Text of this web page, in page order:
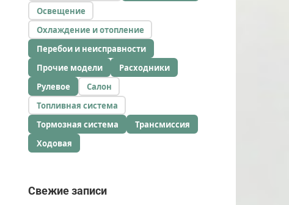
Освещение
Охлаждение и отопление
Перебои и неисправности
Прочие модели
Расходники
Рулевое
Салон
Топливная система
Тормозная система
Трансмиссия
Ходовая
Свежие записи